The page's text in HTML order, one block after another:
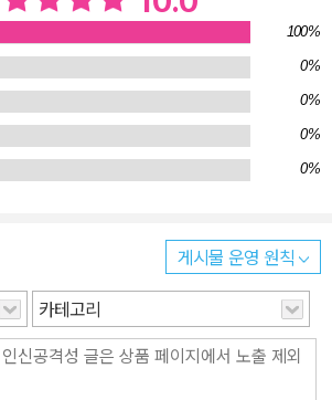
필요한 내용은 컴퓨터 화면을 보면서 따라
세하게, 이쪽 분야에 전혀 기초가 없는 수험
향을 제시하기 위해 노
파악하지 못한 채 교재에 수록된 내용을 무
효율적입니다. 실제 시험에서 출제되는 문제
만 읽어볼 것, 구분할 것, 이해할 것, 실습할
련 생초보자도 수월하게 공부할 수 있도록 자
성되어 있지만, 수험생의 상황에 따라 학습
니다. 이런 분들을 위해 교재 내용의 어려운
공합니다. 본문의 QR코드를 스캔하면 명쾌
100%
0%
0%
0%
0%
게시물 운영 원칙
카테고리